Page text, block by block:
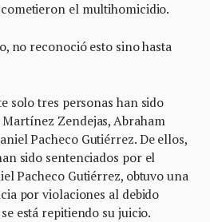
el multihomicidio.
no reconoció esto sino hasta
solo tres personas han sido
Zendejas, Abraham
Pacheco Gutiérrez. De ellos,
sido sentenciados por el
Pacheco Gutiérrez, obtuvo una
por violaciones al debido
está repitiendo su juicio.